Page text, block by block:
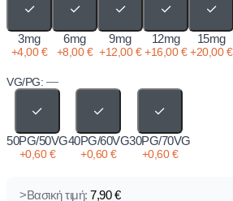
✓
3mg
+4,00€
✓
6mg
+8,00€
✓
9mg
+12,00€
✓
12mg
+16,00€
✓
15mg
+20,00€
VG/PG: —
✓
50PG/50VG
+0,60€
✓
40PG/60VG
+0,60€
✓
30PG/70VG
+0,60€
>Βασική τιμή: 7,90€